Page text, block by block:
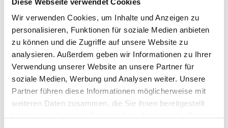
Wir verwenden Cookies, um Inhalte und Anzeigen zu
personalisieren, Funktionen für soziale Medien anbieten
zu können und die Zugriffe auf unsere Website zu
analysieren. Außerdem geben wir Informationen zu Ihrer
Verwendung unserer Website an unsere Partner für
soziale Medien, Werbung und Analysen weiter. Unsere
Partner führen diese Informationen möglicherweise mit
weiteren Daten zusammen, die Sie ihnen bereitgestellt